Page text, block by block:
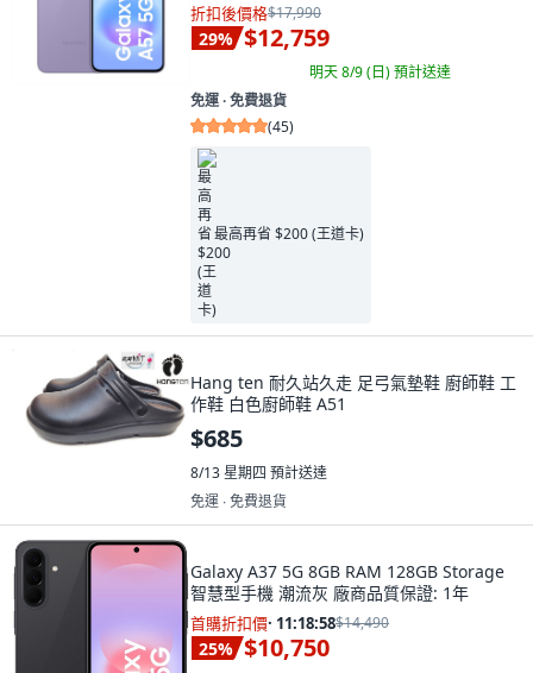
折扣後價格$17,990
29% $12,759
明天 8/9 (日)預計送達
免運 ∙ 免費退貨
(45)
最高再省 $200 (王道卡)
Hang ten 耐久站久走 足弓氣墊鞋 廚師鞋 工
作鞋 白色廚師鞋 A51
$685
8/13 星期四 預計送達
免運 ∙ 免費退貨
Galaxy A37 5G 8GB RAM 128GB Storage
智慧型手機 潮流灰 廠商品質保證: 1年
首購折扣價· 11:18:57$14,490
25% $10,750